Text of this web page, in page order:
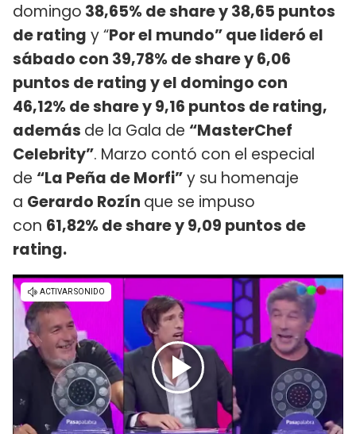
domingo 38,65% de share y 38,65 puntos
de rating y “Por el mundo” que lideró el
sábado con 39,78% de share y 6,06
puntos de rating y el domingo con
46,12% de share y 9,16 puntos de rating,
además de la Gala de “MasterChef
Celebrity”. Marzo contó con el especial
de “La Peña de Morfi”y su homenaje
a Gerardo Rozín que se impuso
con 61,82% de share y 9,09 puntos de
rating.